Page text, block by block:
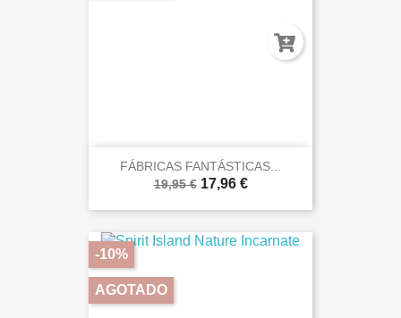
FÁBRICAS FANTÁSTICAS...
19,95 € 17,96 €
-10%
AGOTADO